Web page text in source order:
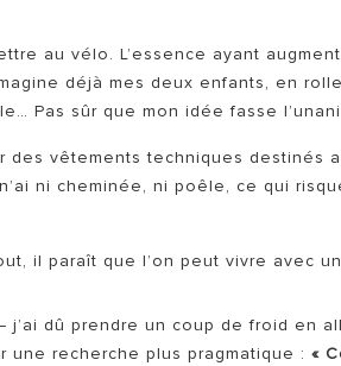
au vélo. L’essence ayant
déjà mes deux enfants, en
Pas sûr que mon idée fasse
des vêtements techniques destinés
ni cheminée, ni poêle, ce qui
il paraît que l’on peut vivre avec
dû prendre un coup de froid en
une recherche plus pragmatique :«